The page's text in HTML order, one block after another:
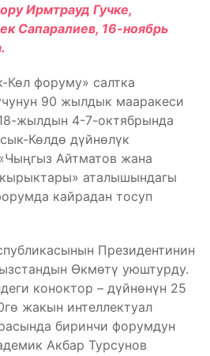
Ирмтрауд Гучке,
Сапаралиев, 16-ноябрь
Көл форуму» салтка
90 жылдык мааракеси
жылдын 4-7-октябрында
Көлдө дүйнөлүк
Айтматов жана
аталышындагы
кайрадан тосуп
Президентинин
Өкмөтү уюштурду.
коноктор – дүйнөнүн 25
жакын интеллектуал
биринчи форумдун
Акбар Турсунов